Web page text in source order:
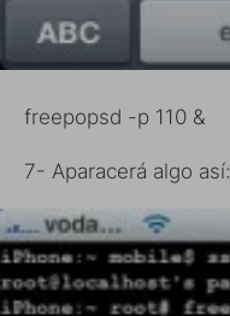
freepopsd -p 110 &
7- Aparacerá algo así: